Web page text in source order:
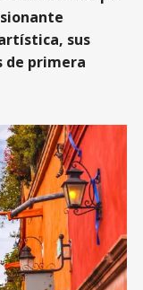
sus
de primera